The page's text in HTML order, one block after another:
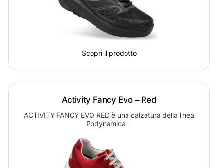
Scopri il prodotto
Activity Fancy Evo – Red
ACTIVITY FANCY EVO RED è una calzatura della linea
Podynamica…